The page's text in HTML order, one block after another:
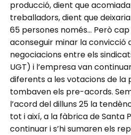
producció, dient que
treballadors, dient que
65 persones només… Però cap
aconseguir minar la convicció
negociacions entre els
UGT) i l’empresa van
diferents a les votacions de la
tombaven els pre-acords.
l’acord del dilluns 25 la
tot i així, a la fàbrica de Santa
continuar i s’hi sumaren els